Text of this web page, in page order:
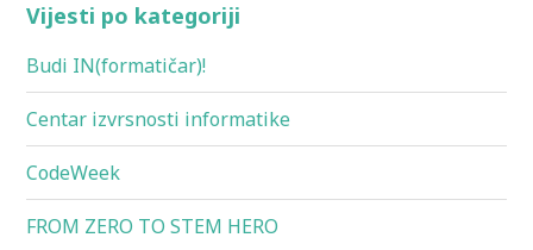
Vijesti po kategoriji
Budi IN(formatičar)!
Centar izvrsnosti informatike
CodeWeek
FROM ZERO TO STEM HERO